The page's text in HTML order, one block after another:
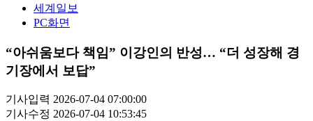
세계일보
PC화면
“아쉬움보다 책임” 이강인의 반성… “더 성장해 경
기장에서 보답”
기사입력 2026-07-04 07:00:00
기사수정 2026-07-04 10:53:45